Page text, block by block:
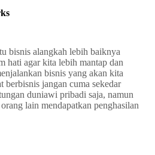
bisnis alangkah lebih baiknya
hati agar kita lebih mantap dan
bisnis yang akan kita
berbisnis jangan cuma sekedar
duniawi pribadi saja, namun
lain mendapatkan penghasilan